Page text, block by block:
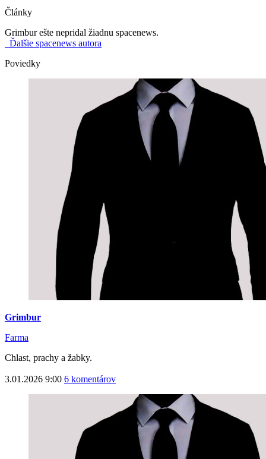
Články
Grimbur ešte nepridal žiadnu spacenews.
Ďalšie spacenews autora
Poviedky
Grimbur
Farma
Chlast, prachy a žabky.
3.01.2026 9:00 6 komentárov